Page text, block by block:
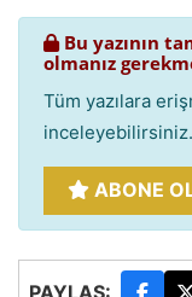
Bu yazının
olmanız
Tüm yazılara
inceleyebilirsiniz.
ABONE
PAYLAŞ: